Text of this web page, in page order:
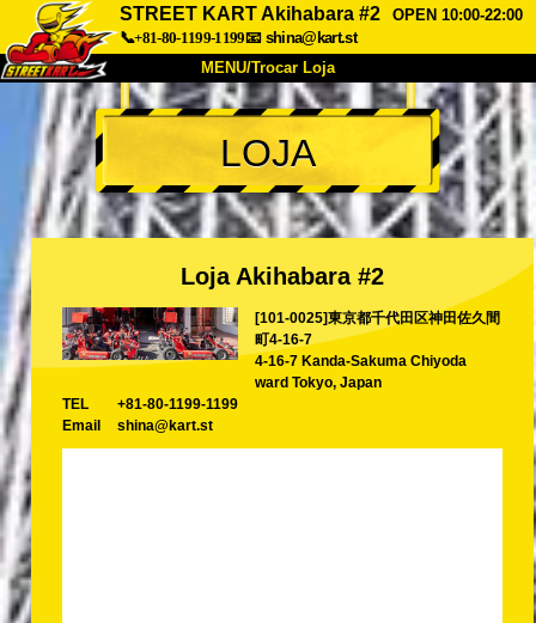
STREET KART Akihabara #2
OPEN 10:00-22:00
📞+81-80-1199-1199📧 shina@kart.st
MENU/Trocar Loja
INÍCIO
Sobre Especificações Preços
Acesso Opiniões FAQ
Empresa Reserva
Trocar Loja
Tokyo Shinagawa Tokyo Akihabara#1
Tokyo Akihabara#2 Tokyo Shibuya
Tokyo Shibuya Annex
LOJA
Loja Akihabara #2
[101-0025]東京都千代田区神田佐久間
町4-16-7
4-16-7 Kanda-Sakuma Chiyoda
ward Tokyo, Japan
TEL
+81-80-1199-1199
Email
shina@kart.st